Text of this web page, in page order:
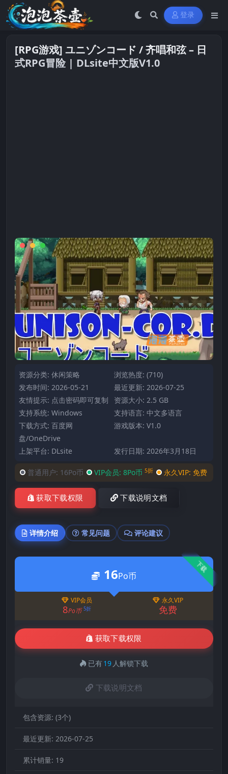
登录
[RPG游戏] ユニゾンコード / 齐唱和弦 – 日
式RPG冒险 | DLsite中文版V1.0
资源分类: 休闲策略
浏览热度: (710)
发布时间: 2026-05-21
最近更新: 2026-07-25
友情提示: 点击密码即可复制
资源大小: 2.5 GB
支持系统: Windows
支持语言: 中文多语言
下载方式: 百度网
盘/OneDrive
游戏版本: V1.0
上架平台: DLsite 发行日期: 2026年3月18日
普通用户: 16Po币 VIP会员: 8Po币 5折 永久VIP: 免费
获取下载权限 下载说明文档
详情介绍 常见问题 评论建议
下载
16Po币
VIP会员
8Po币 5折
永久VIP
免费
获取下载权限
已有19 人解锁下载
下载说明文档
包含资源: (3个)
最近更新: 2026-07-25
累计销量: 19